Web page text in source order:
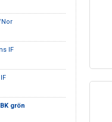
Nor
IF
grön